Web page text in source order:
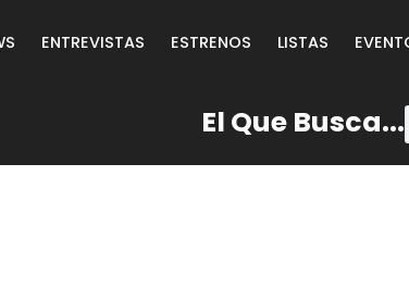
ENTREVISTAS ESTRENOS LISTAS
El Que Busca...